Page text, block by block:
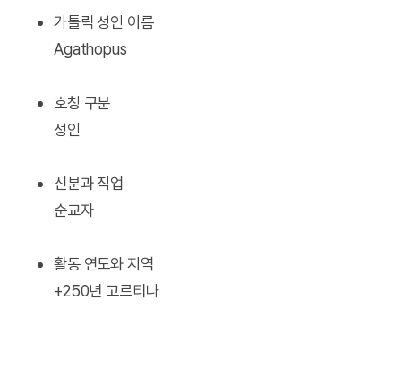
가톨릭 성인 이름
Agathopus
호칭 구분
성인
신분과 직업
순교자
활동 연도와 지역
+250년 고르티나